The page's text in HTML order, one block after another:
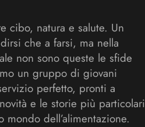
cibo, natura e salute. Un
che a farsi, ma nella
non sono queste le sfide
un gruppo di giovani
perfetto, pronti a
e le storie più particolari
dell’alimentazione.